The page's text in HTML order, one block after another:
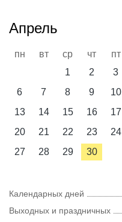
Апрель
пн вт ср чт пт
1
2 3
6
7 8 9 10
13
14 15 16 17
20
21 22 23 24
27
28 29 30
Календарных дней
Выходных и праздничных